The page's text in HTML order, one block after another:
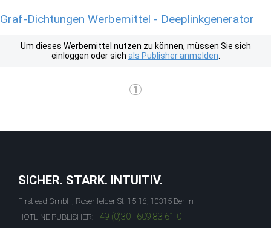
Graf-Dichtungen Werbemittel - Deeplinkgenerator
Um dieses Werbemittel nutzen zu können, müssen Sie sich
einloggen oder sich als Publisher anmelden
1
SICHER. STARK. INTUITIV.
Firstlead GmbH, Rosenfelder St. 15-16, 10315 Berlin
HOTLINE PUBLISHER: +49 (0)30 - 609 83 61-0